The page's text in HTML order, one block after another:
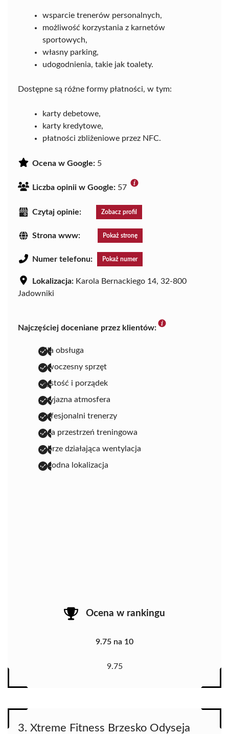
wsparcie trenerów personalnych,
możliwość korzystania z karnetów
sportowych,
własny parking,
udogodnienia, takie jak toalety.
Dostępne są różne formy płatności, w tym:
karty debetowe,
karty kredytowe,
płatności zbliżeniowe przez NFC.
Ocena w Google: 5
Liczba opinii w Google: 57
Czytaj opinie: Zobacz profil
Strona www: Pokaż stronę
Numer telefonu: Pokaż numer
Lokalizacja: Karola Bernackiego 14, 32-800
Jadowniki
Najczęściej doceniane przez klientów:
miła obsługa
nowoczesny sprzęt
czystość i porządek
przyjazna atmosfera
profesjonalni trenerzy
duża przestrzeń treningowa
dobrze działająca wentylacja
dogodna lokalizacja
Ocena w rankingu
9.75 na 10
9.75
3. Xtreme Fitness Brzesko Odyseja